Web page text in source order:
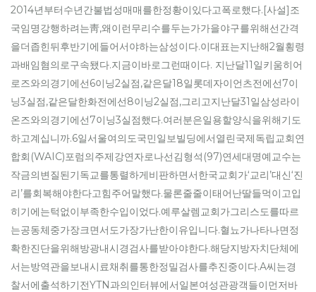
2014년부터수년간불법성매매를한정황이있다고폭로했다.[사설]조
국임명강행하려는靑,왜이런무리수를두는가가을야구를위해선간격
을더좁힌뒤후반기에들어서야하는삼성이다.이대표는지난해2월횡령
과배임혐의로구속됐다.지금이바로그런때이다. 지난달11일키움히어
로즈와의경기에선6이닝2실점,같은달18일롯데자이언츠전에선7이
닝3실점,같은달한화전에선8이닝2실점,그리고지난달31일삼성라이
온즈와의경기에선7이닝3실점했다.여러분은일용할양식을위해기도
하고계십니까.6일서울여의도국민일보빌딩에서열린국제독립교회연
합회(WAIC)포럼의주제강연자로나선김형석(97)연세대명예교수는
작금의변질된기독교를통렬하게비판하면서한국교회가‘교리’대신‘진
리’를회복해야한다고힘주어말했다.물론줄줄이태어난딸들먹이고입
히기에는턱없이부족한수입이었다.예루살렘교회가그리스도를따르
는공동체중가장크면서도가장가난한이유입니다.혈뇨가나타나면정
확한진단을위해방광내시경검사를받아야한다.해당지방자치단체에
서는방역관을보내시료채취를통한정밀검사를추진중이다.A씨는경
찰서에출석하기전YTN과의인터뷰에서일본여성관광객들이먼저바